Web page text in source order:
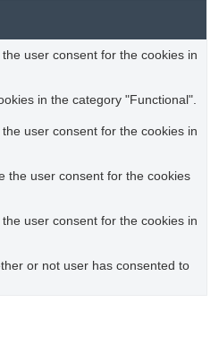
user consent for the cookies in
in the category "Functional".
user consent for the cookies in
the user consent for the cookies
user consent for the cookies in
or not user has consented to